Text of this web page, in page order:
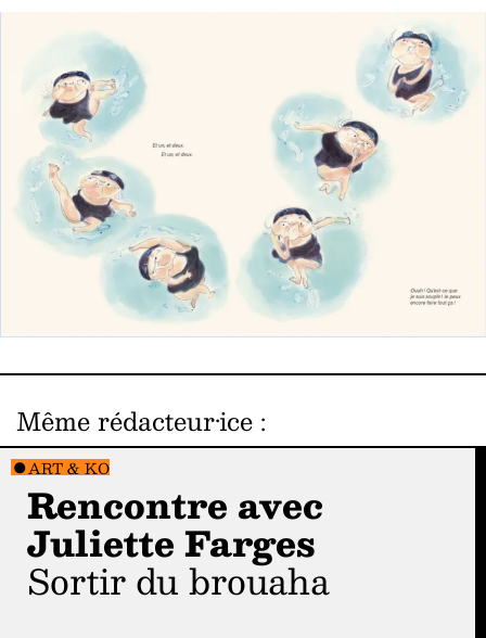
Même rédacteur·ice :
ART & KO
Rencontre avec
Juliette Farges
Sortir du brouaha